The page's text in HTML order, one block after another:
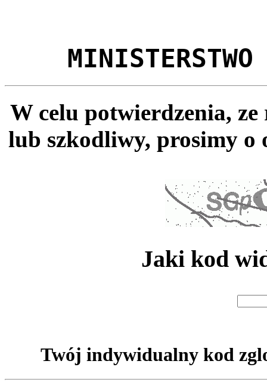
MINISTERSTWO
W celu potwierdzenia,
lub szkodliwy, prosimy o
Jaki kod
Twój indywidualny kod